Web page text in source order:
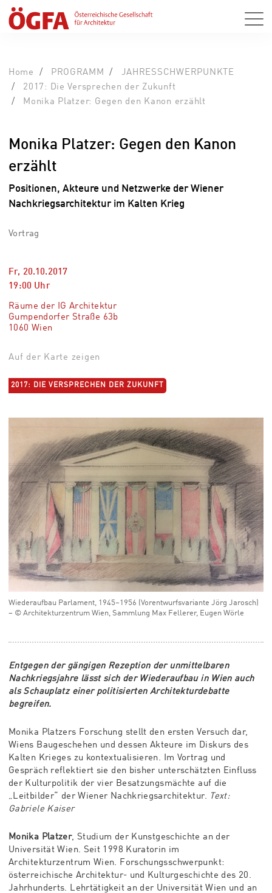
Home PROGRAMM
JAHRESSCHWERPUNKTE
2017: Die Versprechen der Zukunft
Monika Platzer: Gegen den Kanon erzählt
Monika Platzer: Gegen den Kanon
erzählt
Positionen, Akteure und Netzwerke der Wiener
Nachkriegsarchitektur im Kalten Krieg
Vortrag
Fr, 20.10.2017
19:00 Uhr
Räume der IG Architektur
Gumpendorfer Straße 63b
1060 Wien
Auf der Karte zeigen
2017: DIE VERSPRECHEN DER ZUKUNFT
Wiederaufbau Parlament, 1945–1956 (Vorentwurfsvariante Jörg Jarosch)
– © Architekturzentrum Wien, Sammlung Max Fellerer, Eugen Wörle
Entgegen der gängigen Rezeption der unmittelbaren
Nachkriegsjahre lässt sich der Wiederaufbau in Wien auch
als Schauplatz einer politisierten Architekturdebatte
begreifen.
Monika Platzers Forschung stellt den ersten Versuch dar,
Wiens Baugeschehen und dessen Akteure im Diskurs des
Kalten Krieges zu kontextualisieren. Im Vortrag und
Gespräch reflektiert sie den bisher unterschätzten Einfluss
der Kulturpolitik der vier Besatzungsmächte auf die
„Leitbilder“ der Wiener Nachkriegsarchitektur.
Text:
Gabriele Kaiser
Monika Platzer, Studium der Kunstgeschichte an der
Universität Wien. Seit 1998 Kuratorin im
Architekturzentrum Wien. Forschungsschwerpunkt:
österreichische Architektur- und Kulturgeschichte des 20.
Jahrhunderts. Lehrtätigkeit an der Universität Wien und an